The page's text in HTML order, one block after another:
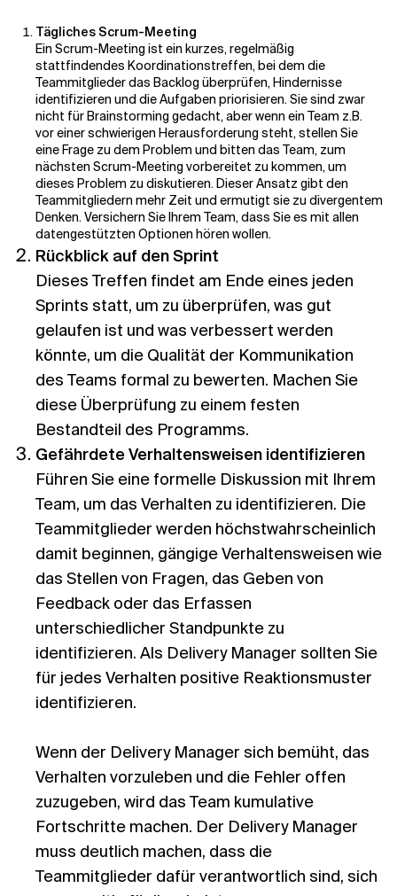
Tägliches Scrum-Meeting
Ein Scrum-Meeting ist ein kurzes, regelmäßig
stattfindendes Koordinationstreffen, bei dem die
Teammitglieder das Backlog überprüfen, Hindernisse
identifizieren und die Aufgaben priorisieren. Sie sind zwar
nicht für Brainstorming gedacht, aber wenn ein Team z.B.
vor einer schwierigen Herausforderung steht, stellen Sie
eine Frage zu dem Problem und bitten das Team, zum
nächsten Scrum-Meeting vorbereitet zu kommen, um
dieses Problem zu diskutieren. Dieser Ansatz gibt den
Teammitgliedern mehr Zeit und ermutigt sie zu divergentem
Denken. Versichern Sie Ihrem Team, dass Sie es mit allen
datengestützten Optionen hören wollen.
Rückblick auf den Sprint
Dieses Treffen findet am Ende eines jeden
Sprints statt, um zu überprüfen, was gut
gelaufen ist und was verbessert werden
könnte, um die Qualität der Kommunikation
des Teams formal zu bewerten. Machen Sie
diese Überprüfung zu einem festen
Bestandteil des Programms.
Gefährdete Verhaltensweisen identifizieren
Führen Sie eine formelle Diskussion mit Ihrem
Team, um das Verhalten zu identifizieren. Die
Teammitglieder werden höchstwahrscheinlich
damit beginnen, gängige Verhaltensweisen wie
das Stellen von Fragen, das Geben von
Feedback oder das Erfassen
unterschiedlicher Standpunkte zu
identifizieren. Als Delivery Manager sollten Sie
für jedes Verhalten positive Reaktionsmuster
identifizieren.
Wenn der Delivery Manager sich bemüht, das
Verhalten vorzuleben und die Fehler offen
zuzugeben, wird das Team kumulative
Fortschritte machen. Der Delivery Manager
muss deutlich machen, dass die
Teammitglieder dafür verantwortlich sind, sich